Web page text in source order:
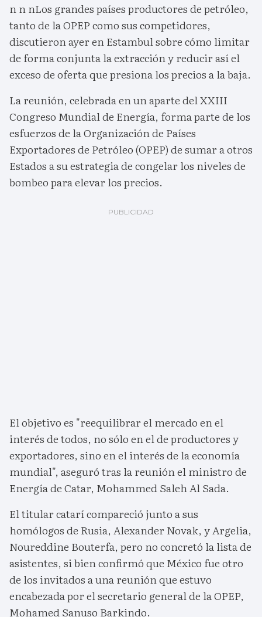
n n nLos grandes países productores de petróleo,
tanto de la OPEP como sus competidores,
discutieron ayer en Estambul sobre cómo limitar
de forma conjunta la extracción y reducir así el
exceso de oferta que presiona los precios a la baja.
La reunión, celebrada en un aparte del XXIII
Congreso Mundial de Energía, forma parte de los
esfuerzos de la Organización de Países
Exportadores de Petróleo (OPEP) de sumar a otros
Estados a su estrategia de congelar los niveles de
bombeo para elevar los precios.
El objetivo es "reequilibrar el mercado en el
interés de todos, no sólo en el de productores y
exportadores, sino en el interés de la economía
mundial", aseguró tras la reunión el ministro de
Energía de Catar, Mohammed Saleh Al Sada.
El titular catarí compareció junto a sus
homólogos de Rusia, Alexander Novak, y Argelia,
Noureddine Bouterfa, pero no concretó la lista de
asistentes, si bien confirmó que México fue otro
de los invitados a una reunión que estuvo
encabezada por el secretario general de la OPEP,
Mohamed Sanuso Barkindo.